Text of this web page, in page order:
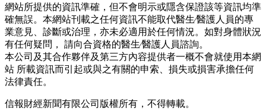
網站所提供的資訊準確，但不會明示或隱含保證該等資訊均準
確無誤。本網站刊載之任何資訊不能取代醫生∕醫護人員的專
業意見、診斷或治理，亦未必適用於任何情況。如對身體狀況
有任何疑問， 請向合資格的醫生∕醫護人員諮詢。
本公司及其合作夥伴及第三方內容提供者一概不會就使用本網
站 所載資訊而引起或與之有關的申索、損失或損害承擔任何
法律責任。
信報財經新聞有限公司版權所有，不得轉載。